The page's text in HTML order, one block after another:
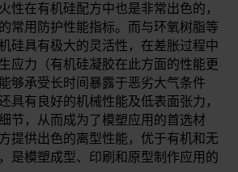
性在有机硅配方中也是非常出色的，
常用防护性能指标。而与环氧树脂等
硅具有极大的灵活性，在差胀过程中
应力（有机硅凝胶在此方面的性能更
够承受长时间暴露于恶劣大气条件
具有良好的机械性能及低表面张力，
节，从而成为了模塑应用的首选材
提供出色的离型性能，优于有机和无
是模塑成型、印刷和原型制作应用的